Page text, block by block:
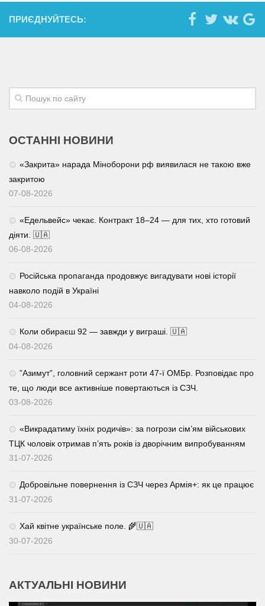
ПРИЄДНУЙТЕСЬ:
ОСТАННІ НОВИНИ
«Закрита» нарада Міноборони рф виявилася не такою вже
закритою
07-08-2026
«Едельвейс» чекає. Контракт 18–24 — для тих, хто готовий
діяти. 🇺🇦
06-08-2026
Російська пропаганда продовжує вигадувати нові історії
навколо подій в Україні
04-08-2026
Коли обираєш 92 — завжди у виграші. 🇺🇦
04-08-2026
⁨”Азимут”, головний сержант роти 47-ї ОМБр. Розповідає про
те, що люди все активніше повертаються із СЗЧ.
03-08-2026
«Викрадатиму їхніх родичів»: за погрози сім’ям військових
ТЦК чоловік отримав п’ять років із дворічним випробуванням
31-07-2026
Добровільне повернення із СЗЧ через Армія+: як це працює
31-07-2026
Хай квітне українське поле. 🌾🇺🇦
30-07-2026
АКТУАЛЬНІ НОВИНИ